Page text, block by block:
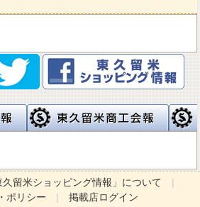
久留米ショッピング情報」について
|
ポリシー
| 掲載店ログイン